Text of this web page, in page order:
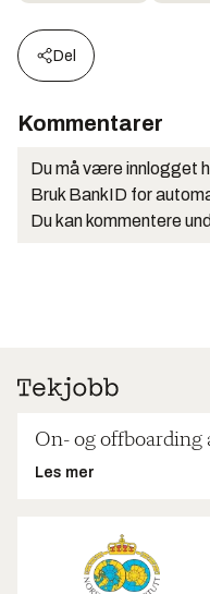
Del
Kommentarer
Du må være innlogget
Bruk BankID for
Du kan kommentere
On- og offboarding
Les mer